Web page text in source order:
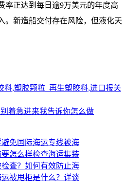
率正达到每日逾9万美元的年度高
。新造船交付存在风险，但液化天
料,塑胶颗粒_再生塑胶料,​进口报关
着急进来我告诉你怎么做
免国际海运专线被海
怎么样检查海运集装
查？如何有效防止海
被甩柜是什么？详谈